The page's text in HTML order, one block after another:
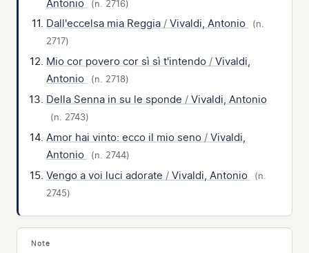
Antonio
(n. 2716)
Dall'eccelsa mia Reggia / Vivaldi, Antonio
(n.
2717)
Mio cor povero cor sì sì t'intendo / Vivaldi,
Antonio
(n. 2718)
Della Senna in su le sponde / Vivaldi, Antonio
(n. 2743)
Amor hai vinto: ecco il mio seno / Vivaldi,
Antonio
(n. 2744)
Vengo a voi luci adorate / Vivaldi, Antonio
(n.
2745)
Note